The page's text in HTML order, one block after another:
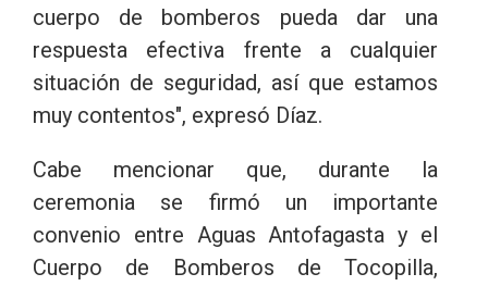
cuerpo de bomberos pueda dar una
respuesta efectiva frente a cualquier
situación de seguridad, así que estamos
muy contentos", expresó Díaz.
Cabe mencionar que, durante la
ceremonia se firmó un importante
convenio entre Aguas Antofagasta y el
Cuerpo de Bomberos de Tocopilla,